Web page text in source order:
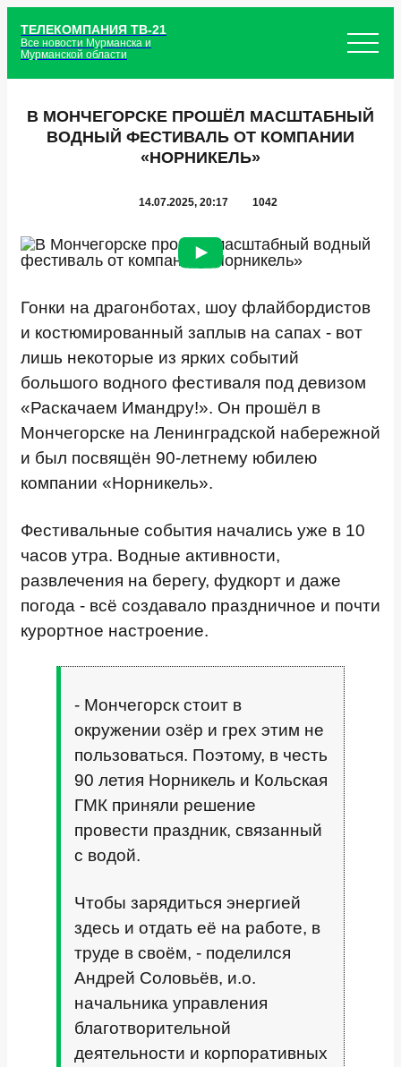
ТЕЛЕКОМПАНИЯ ТВ-21
Все новости Мурманска и
Мурманской области
В МОНЧЕГОРСКЕ ПРОШЁЛ МАСШТАБНЫЙ
ВОДНЫЙ ФЕСТИВАЛЬ ОТ КОМПАНИИ
«НОРНИКЕЛЬ»
14.07.2025, 20:17 1042
Гонки на драгонботах, шоу флайбордистов
и костюмированный заплыв на сапах - вот
лишь некоторые из ярких событий
большого водного фестиваля под девизом
«Раскачаем Имандру!». Он прошёл в
Мончегорске на Ленинградской набережной
и был посвящён 90-летнему юбилею
компании «Норникель».
Фестивальные события начались уже в 10
часов утра. Водные активности,
развлечения на берегу, фудкорт и даже
погода - всё создавало праздничное и почти
курортное настроение.
- Мончегорск стоит в
окружении озёр и грех этим не
пользоваться. Поэтому, в честь
90 летия Норникель и Кольская
ГМК приняли решение
провести праздник, связанный
с водой.
Чтобы зарядиться энергией
здесь и отдать её на работе, в
труде в своём, - поделился
Андрей Соловьёв, и.о.
начальника управления
благотворительной
деятельности и корпоративных